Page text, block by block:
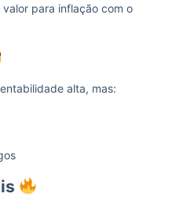
para inflação com o
alta, mas: